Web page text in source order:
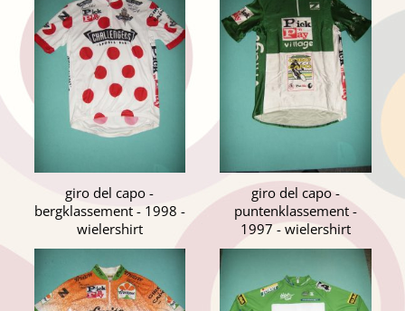
giro del capo -
bergklassement - 1998 -
wielershirt
giro del capo -
puntenklassement -
1997 - wielershirt